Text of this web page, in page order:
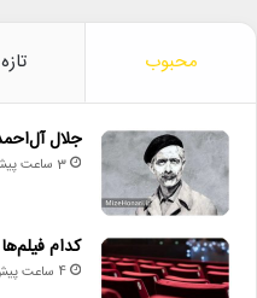
محبوب
جلال
3 ساعت پیش
کدام
4 ساعت پیش